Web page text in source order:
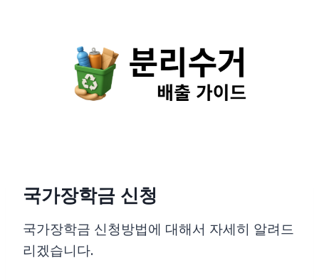
국가장학금 신청
국가장학금 신청방법에 대해서 자세히 알려드
리겠습니다.